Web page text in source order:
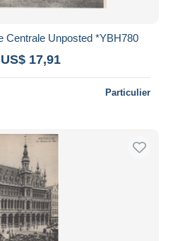
Centrale Unposted *YBH780
17,91
Particulier